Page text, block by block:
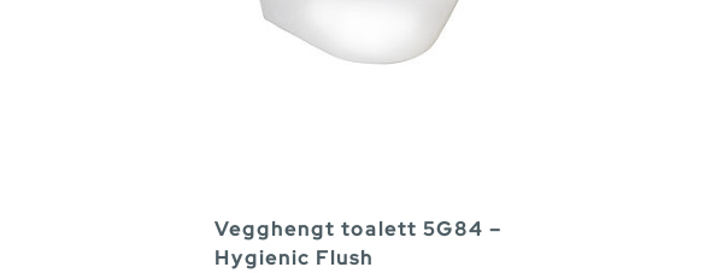
Vegghengt toalett 5G84 –
Hygienic Flush